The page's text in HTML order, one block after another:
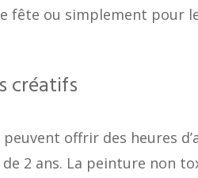
fête ou simplement pour
créatifs
peuvent offrir des heures
2 ans. La peinture non